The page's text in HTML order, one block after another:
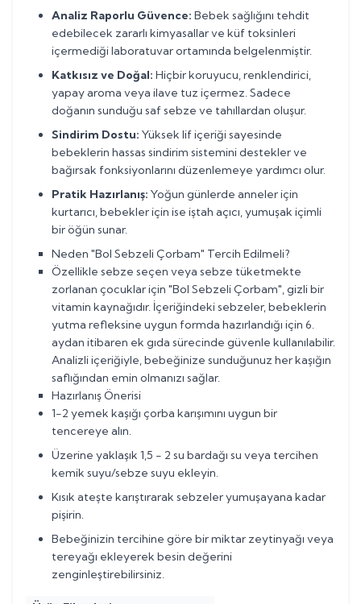
Analiz Raporlu Güvence: Bebek sağlığını tehdit
edebilecek zararlı kimyasallar ve küf toksinleri
içermediği laboratuvar ortamında belgelenmiştir.
Katkısız ve Doğal: Hiçbir koruyucu, renklendirici,
yapay aroma veya ilave tuz içermez. Sadece
doğanın sunduğu saf sebze ve tahıllardan oluşur.
Sindirim Dostu: Yüksek lif içeriği sayesinde
bebeklerin hassas sindirim sistemini destekler ve
bağırsak fonksiyonlarını düzenlemeye yardımcı olur.
Pratik Hazırlanış: Yoğun günlerde anneler için
kurtarıcı, bebekler için ise iştah açıcı, yumuşak içimli
bir öğün sunar.
Neden "Bol Sebzeli Çorbam" Tercih Edilmeli?
Özellikle sebze seçen veya sebze tüketmekte
zorlanan çocuklar için "Bol Sebzeli Çorbam", gizli bir
vitamin kaynağıdır. İçeriğindeki sebzeler, bebeklerin
yutma refleksine uygun formda hazırlandığı için 6.
aydan itibaren ek gıda sürecinde güvenle kullanılabilir.
Analizli içeriğiyle, bebeğinize sunduğunuz her kaşığın
saflığından emin olmanızı sağlar.
Hazırlanış Önerisi
1-2 yemek kaşığı çorba karışımını uygun bir
tencereye alın.
Üzerine yaklaşık 1,5 - 2 su bardağı su veya tercihen
kemik suyu/sebze suyu ekleyin.
Kısık ateşte karıştırarak sebzeler yumuşayana kadar
pişirin.
Bebeğinizin tercihine göre bir miktar zeytinyağı veya
tereyağı ekleyerek besin değerini
zenginleştirebilirsiniz.